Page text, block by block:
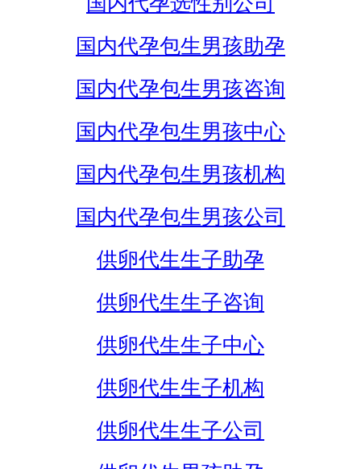
国内代孕包生男孩助孕
国内代孕包生男孩咨询
国内代孕包生男孩中心
国内代孕包生男孩机构
国内代孕包生男孩公司
供卵代生生子助孕
供卵代生生子咨询
供卵代生生子中心
供卵代生生子机构
供卵代生生子公司